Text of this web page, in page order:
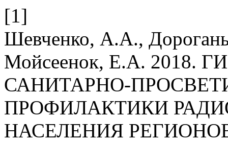
[1]
Шевченко, А.А.,
Мойсеенок, Е.А. 2018.
САНИТАРНО-
ПРОФИЛАКТИКИ
НАСЕЛЕНИЯ